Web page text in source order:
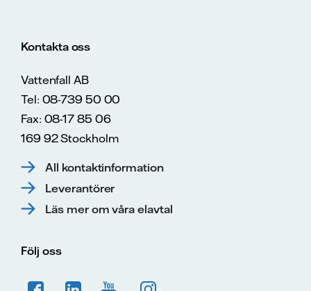
Kontakta oss
Vattenfall AB
Tel: 08-739 50 00
Fax: 08-17 85 06
169 92 Stockholm
All kontaktinformation
Leverantörer
Läs mer om våra elavtal
Följ oss